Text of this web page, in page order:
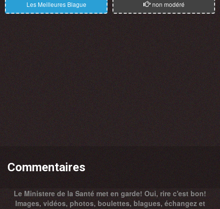
Les Meilleures Blague non modéré
Commentaires
Le Ministere de la Santé met en garde! Oui, rire c'est bon!
Images, vidéos, photos, boulettes, blagues, échangez et